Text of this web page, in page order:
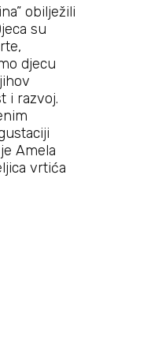
obilježili
su
djecu
i razvoj.
Amela
vrtića